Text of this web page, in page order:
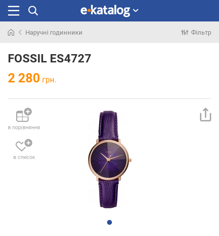
раніше
Наручні годинники Фільтр
FOSSIL ES4727
2 280 грн.
в порівняння
в список